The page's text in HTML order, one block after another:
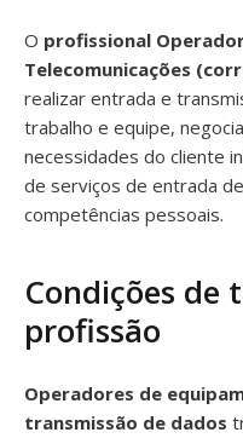
O profissional
Telecomunicações
realizar entrada e
trabalho e equipe,
necessidades do cliente
de serviços de entrada
competências pessoais.
Condições de
profissão
Operadores de
transmissão de dados